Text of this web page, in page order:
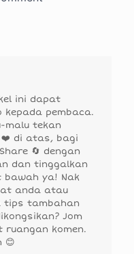
ini dapat
kepada pembaca.
malu tekan
❤️ di atas, bagi
🔄 dengan
dan tinggalkan
bawah ya! Nak
anda atau
tips tambahan
Jom
ruangan komen.
😊